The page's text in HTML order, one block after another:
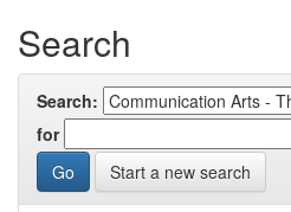
Search
Search:
for
Start a new search